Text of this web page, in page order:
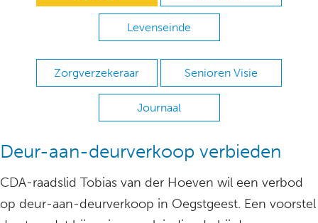
Levenseinde
Zorgverzekeraar Senioren Visie
Journaal
Deur-aan-deurverkoop verbieden
CDA-raadslid Tobias van der Hoeven wil een verbod
op deur-aan-deurverkoop in Oegstgeest. Een voorstel